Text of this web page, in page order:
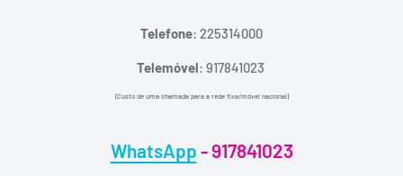
Telefone: 225314000
Telemóvel: 917841023
(Custo de uma chamada para a rede fixa/móvel nacional)
WhatsApp -917841023